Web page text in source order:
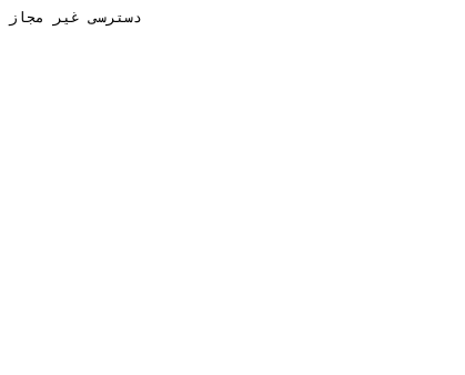
دسترسی غیر مجاز